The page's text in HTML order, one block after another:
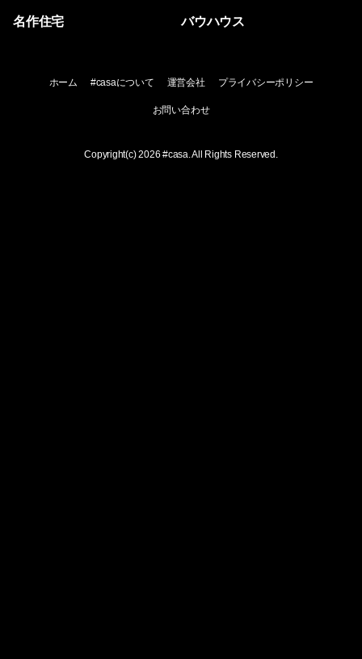
名作住宅 バウハウス
ホーム #casaについて 運営会社 プライバシーポリシー
お問い合わせ
Copyright(c) 2026#casa. All Rights Reserved.